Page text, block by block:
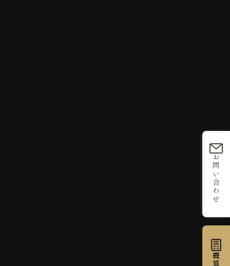
お問い合わせ